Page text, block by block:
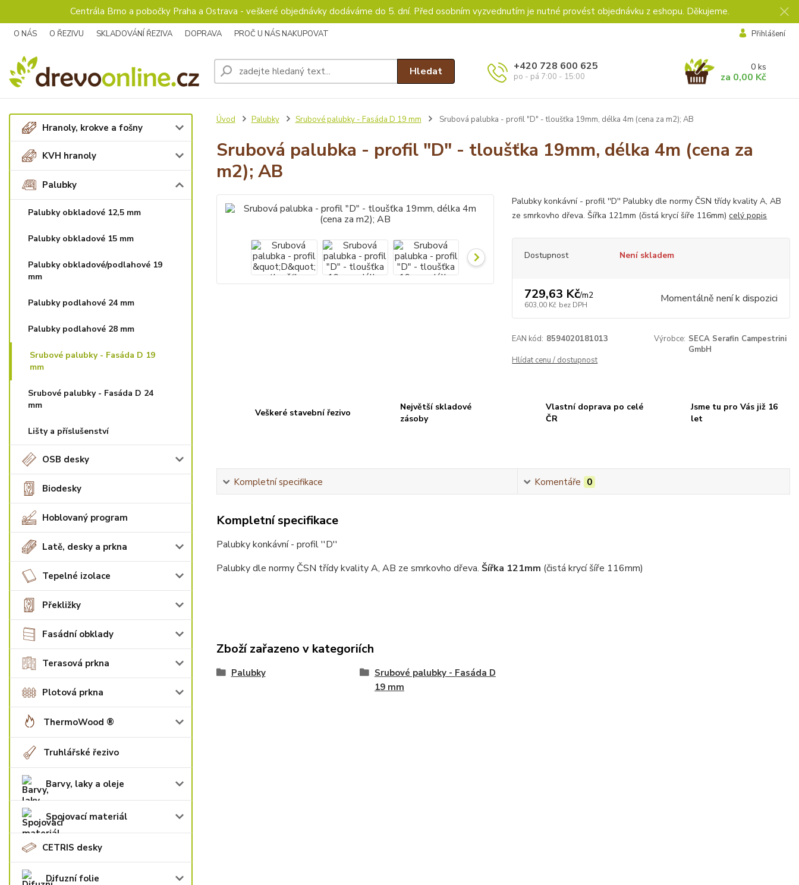
Centrála Brno a pobočky Praha a Ostrava - veškeré objednávky dodáváme do 5. dní. Před osobním vyzvednutím je nutné provést objednávku z eshopu. Děkujeme.
O NÁS O ŘEZIVU SKLADOVÁNÍ ŘEZIVA DOPRAVA PROČ U NÁS NAKUPOVAT Přihlášení
Hledat +420 728 600 625
po - pá 7:00 - 15:00
0 ks
za 0,00 Kč
Hranoly, krokve a fošny
KVH hranoly
Palubky
Palubky obkladové 12,5 mm
Palubky obkladové 15 mm
Palubky obkladové/podlahové 19
mm
Palubky podlahové 24 mm
Palubky podlahové 28 mm
Srubové palubky - Fasáda D 19
mm
Srubové palubky - Fasáda D 24
mm
Lišty a příslušenství
OSB desky
Biodesky
Hoblovaný program
Latě, desky a prkna
Tepelné izolace
Překližky
Fasádní obklady
Terasová prkna
Plotová prkna
ThermoWood ®
Truhlářské řezivo
Barvy, laky a oleje
Spojovací materiál
CETRIS desky
Difuzní folie
Úvod Palubky Srubové palubky - Fasáda D 19 mm Srubová palubka - profil "D" - tloušťka 19mm, délka 4m (cena za m2); AB
Srubová palubka - profil "D" - tloušťka 19mm, délka 4m (cena za
m2); AB
Palubky konkávní - profil ''D'' Palubky dle normy ČSN třídy kvality A, AB
ze smrkovho dřeva. Šířka 121mm (čistá krycí šíře 116mm)celý popis
Dostupnost Není skladem
729,63 Kč/m2
603,00 Kč bez DPH Momentálně není k dispozici
EAN kód: 8594020181013 Výrobce: SECA Serafin Campestrini
GmbH
Hlídat cenu / dostupnost
Veškeré stavební řezivo
Největší skladové
zásoby
Vlastní doprava po celé
ČR
Jsme tu pro Vás již 16
let
Kompletní specifikace Komentáře 0
Kompletní specifikace
Palubky konkávní - profil ''D''
Palubky dle normy ČSN třídy kvality A, AB ze smrkovho dřeva. Šířka 121mm (čistá krycí šíře 116mm)
Zboží zařazeno v kategoriích
Palubky
Srubové palubky - Fasáda D
19 mm